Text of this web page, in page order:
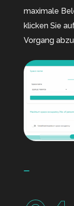
maximale
klicken Sie
Vorgang